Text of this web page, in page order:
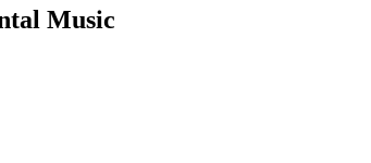
Music